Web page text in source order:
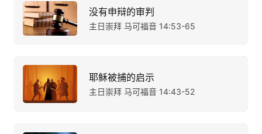
没有申辩的审判
主日崇拜 马可福音 14:53-65
耶稣被捕的启示
主日崇拜 马可福音 14:43-52